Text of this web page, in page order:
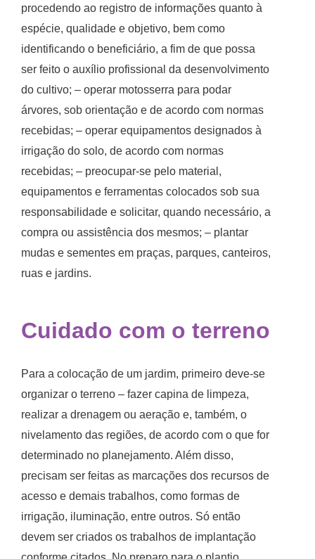
procedendo ao registro de informações quanto à
espécie, qualidade e objetivo, bem como
identificando o beneficiário, a fim de que possa
ser feito o auxílio profissional da desenvolvimento
do cultivo; – operar motosserra para podar
árvores, sob orientação e de acordo com normas
recebidas; – operar equipamentos designados à
irrigação do solo, de acordo com normas
recebidas; – preocupar-se pelo material,
equipamentos e ferramentas colocados sob sua
responsabilidade e solicitar, quando necessário, a
compra ou assistência dos mesmos; – plantar
mudas e sementes em praças, parques, canteiros,
ruas e jardins.
Cuidado com o terreno
Para a colocação de um jardim, primeiro deve-se
organizar o terreno – fazer capina de limpeza,
realizar a drenagem ou aeração e, também, o
nivelamento das regiões, de acordo com o que for
determinado no planejamento. Além disso,
precisam ser feitas as marcações dos recursos de
acesso e demais trabalhos, como formas de
irrigação, iluminação, entre outros. Só então
devem ser criados os trabalhos de implantação